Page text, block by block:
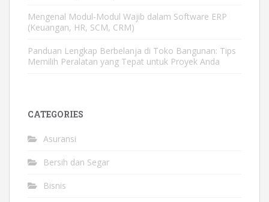
Mengenal Modul-Modul Wajib dalam Software ERP
(Keuangan, HR, SCM, CRM)
Panduan Lengkap Berbelanja di Toko Bangunan: Tips
Memilih Peralatan yang Tepat untuk Proyek Anda
CATEGORIES
Asuransi
Bersih dan Segar
Bisnis